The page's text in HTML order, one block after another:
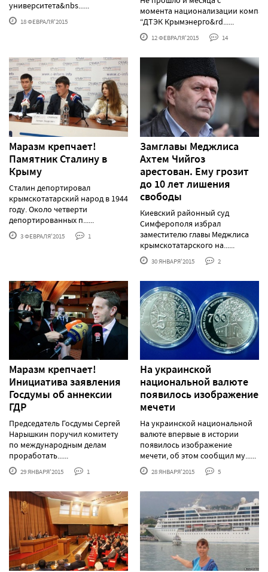
университета&nbs......
18 ФЕВРАЛЯ'2015
момента национализации
“ДТЭК Крымэнерго&rd......
12 ФЕВРАЛЯ'2015 14
Маразм крепчает!
Памятник Сталину в
Крыму
Сталин депортировал
крымскотатарский народ в 1944
году. Около четверти
депортированных п......
3 ФЕВРАЛЯ'2015 1
Замглавы Меджлиса
Ахтем Чийгоз
арестован. Ему грозит
до 10 лет лишения
свободы
Киевский районный суд
Симферополя избрал
заместителю главы Меджлиса
крымскотатарского на......
30 ЯНВАРЯ'2015 2
Маразм крепчает!
Инициатива заявления
Госдумы об аннексии
ГДР
Председатель Госдумы Сергей
Нарышкин поручил комитету
по международным делам
проработать......
29 ЯНВАРЯ'2015 1
На украинской
национальной валюте
появилось изображение
мечети
На украинской национальной
валюте впервые в истории
появилось изображение
мечети, об этом сообщил му......
28 ЯНВАРЯ'2015 5